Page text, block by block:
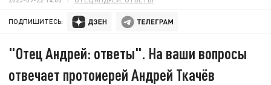
ПОДПИШИТЕСЬ:
"Отец Андрей: ответы". На ваши вопросы
отвечает протоиерей Андрей Ткачёв